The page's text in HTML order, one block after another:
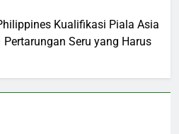
Kualifikasi Piala Asia
Seru yang Harus